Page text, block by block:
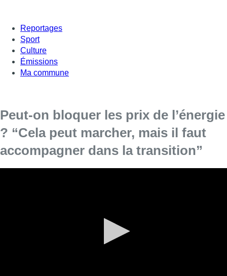
Reportages
Sport
Culture
Émissions
Ma commune
Peut-on bloquer les prix de l’énergie
? “Cela peut marcher, mais il faut
accompagner dans la transition”